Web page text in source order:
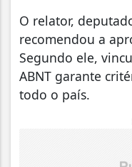
O relator,
recomendou a
Segundo ele,
ABNT garante
todo o país.